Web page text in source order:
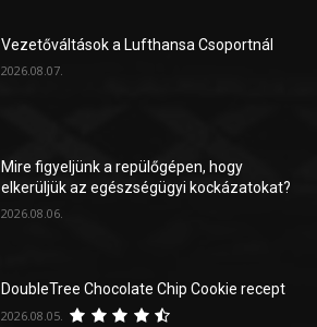
Vezetőváltások a Lufthansa Csoportnál
2026.08.07.
Mire figyeljünk a repülőgépen, hogy
elkerüljük az egészségügyi kockázatokat?
2026.08.06.
DoubleTree Chocolate Chip Cookie recept
2026.08.05.